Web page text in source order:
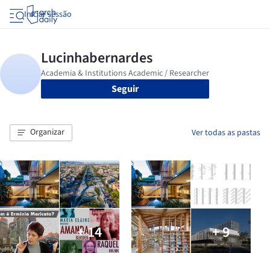
Iniciar sessão
Seguir
Organizar Ver todas as pastas
+ 14 + 9